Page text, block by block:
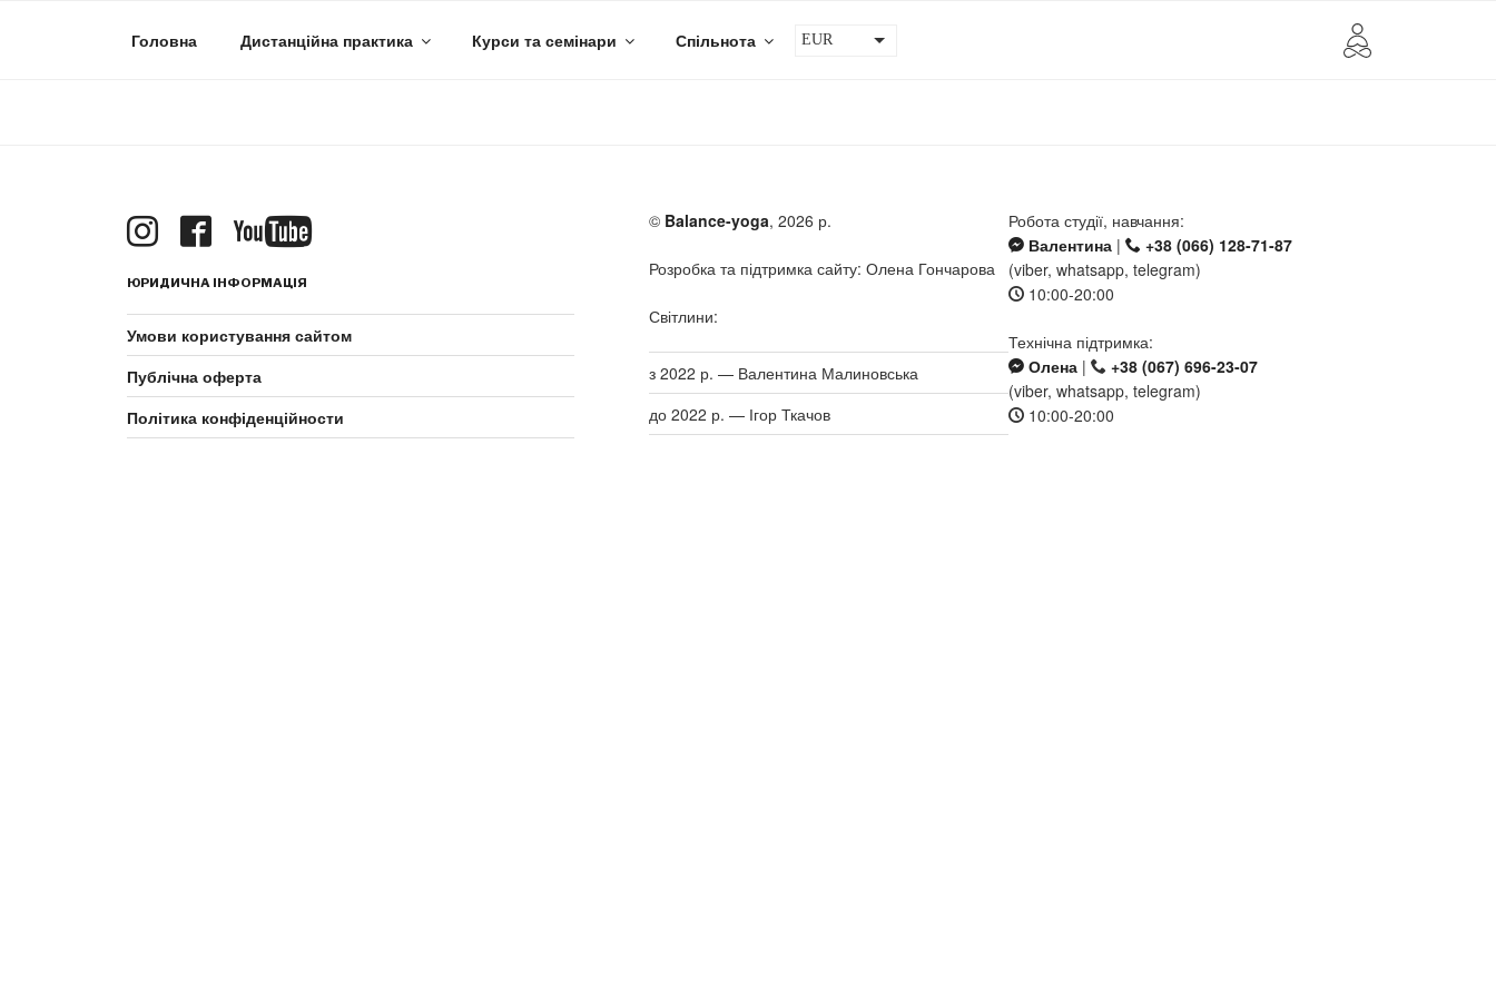
Головна Дистанційна практика Курси та семінари Спільнота
EUR
ЮРИДИЧНА ІНФОРМАЦІЯ
Умови користування сайтом
Публічна оферта
Політика конфіденційности
© Balance-yoga, 2026 р.
Розробка та підтримка сайту: Олена Гончарова
Світлини:
з 2022 р. — Валентина Малиновська
до 2022 р. — Ігор Ткачов
Робота студії, навчання:
Валентина |
+38 (066) 128-71-87
(viber, whatsapp, telegram)
10:00-20:00
Технічна підтримка:
Олена |
+38 (067) 696-23-07
(viber, whatsapp, telegram)
10:00-20:00